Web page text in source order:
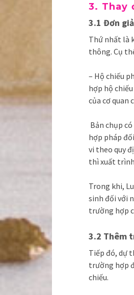
3. Thay
3.1 Đơn
Thứ nhất là
thông. Cụ
– Hộ chiếu
hợp hộ
của cơ quan
Bản chụp
hợp pháp
vi theo quy
thì xuất
Trong khi,
sinh đối với
trường hợp
3.2 Thêm
Tiếp đó, dự
trường hợp
chiếu.